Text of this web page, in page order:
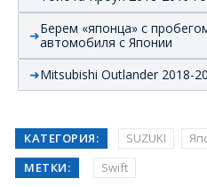
Берем «японца» с
автомобиля с Японии
Mitsubishi Outlander 2018-
КАТЕГОРИЯ: SUZUKI
МЕТКИ:
Swift